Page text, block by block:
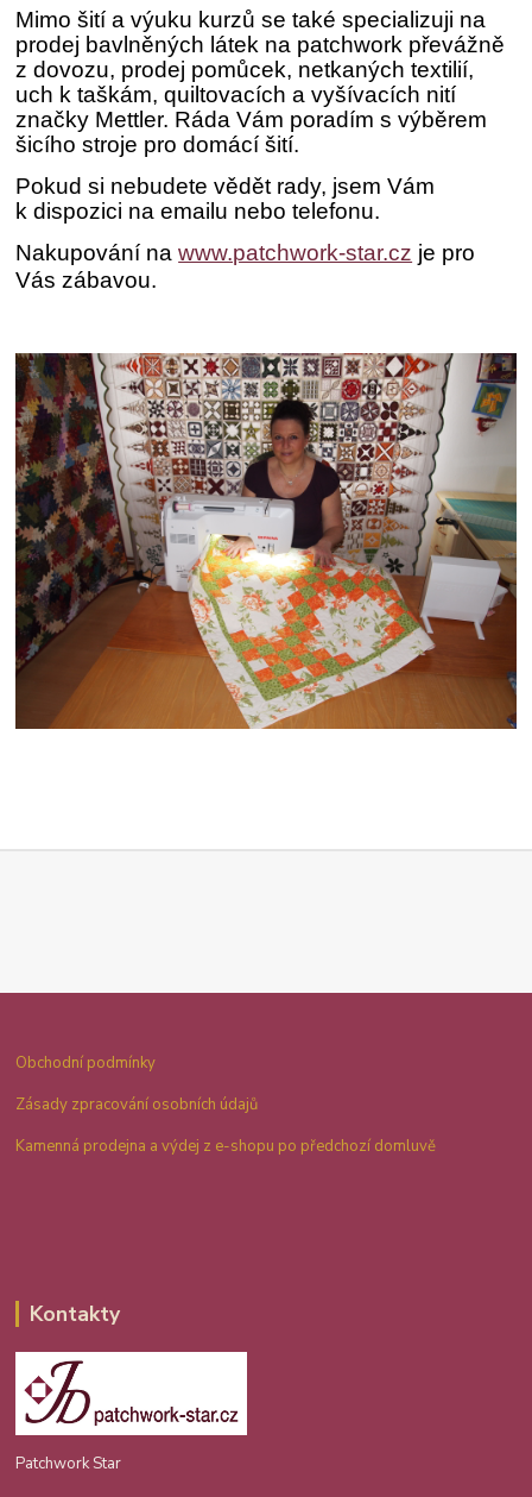
Mimo šití a výuku kurzů se také specializuji na
prodej bavlněných látek na patchwork převážně
z dovozu, prodej pomůcek, netkaných textilií,
uch k taškám, quiltovacích a vyšívacích nití
značky Mettler. Ráda Vám poradím s výběrem
šicího stroje pro domácí šití.
Pokud si nebudete vědět rady, jsem Vám
k dispozici na emailu nebo telefonu.
Nakupování nawww.patchwork-star.cz je pro
Vás zábavou.
Obchodní podmínky
Zásady zpracování osobních údajů
Kamenná prodejna a výdej z e-shopu po předchozí domluvě
Kontakty
Patchwork Star